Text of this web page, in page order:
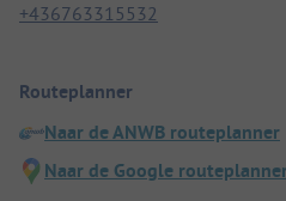
+436763315532
Routeplanner
Naar de ANWB routeplanner
Naar de Google